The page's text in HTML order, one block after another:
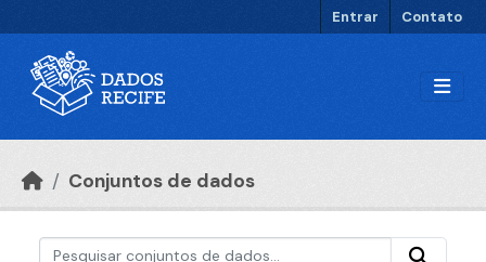
Entrar Contato
Conjuntos de dados